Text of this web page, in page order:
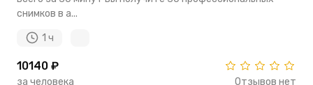
снимков в а...
1 ч
10140 ₽
за человека Отзывов нет